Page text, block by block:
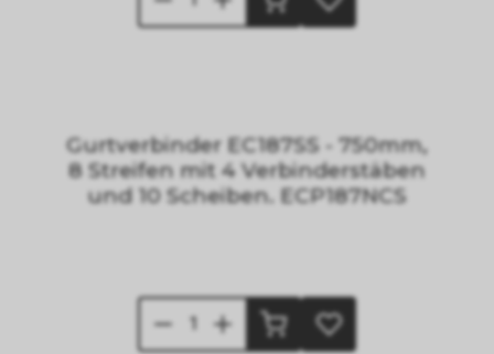
Gurtverbinder EC187SS - 750mm,
8 Streifen mit 4 Verbinderstäben
und 10 Scheiben. ECP187NCS